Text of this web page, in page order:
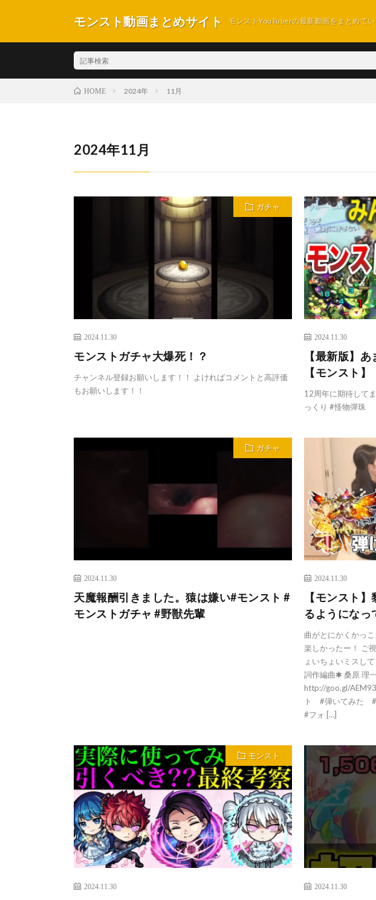
モンスト動画まとめサイト モンストYouTuberの最新動画をまとめて
HOME 2024年 11月
2024年11月
ガチャ
2024.11.30
モンストガチャ大爆死！？
チャンネル登録お願いします！！ よければコメントと高評価
もお願いします！！
2024.11.30
【最新版】
【モンスト】
12周年に期待して
っくり #怪物彈珠
ガチャ
2024.11.30
天魔報酬引きました。猿は嫌い#モンスト #
モンストガチャ #野獣先輩
2024.11.30
【モンスト
るようになっ
曲がとにかくかっ
楽しかったー！ ご
ょいちょいミスし
詞作編曲✱ 桑原 理
http://goo.gl/
ト #弾いてみた
#フォ […]
モンスト
2024.11.30 2024.11.30